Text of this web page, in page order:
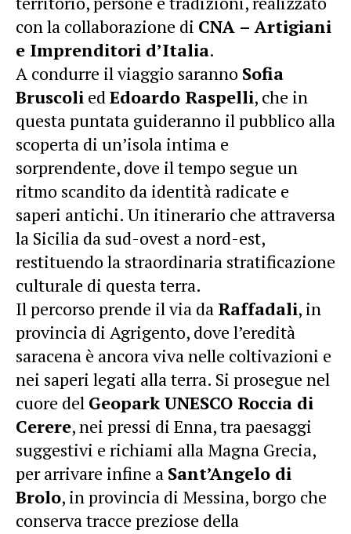
con la collaborazione di CNA – Artigiani
e Imprenditori d’Italia.
A condurre il viaggio saranno Sofia
Bruscoli edEdoardo Raspelli, che in
questa puntata guideranno il pubblico alla
scoperta di un’isola intima e
sorprendente, dove il tempo segue un
ritmo scandito da identità radicate e
saperi antichi. Un itinerario che attraversa
la Sicilia da sud-ovest a nord-est,
restituendo la straordinaria stratificazione
culturale di questa terra.
Il percorso prende il via da Raffadali, in
provincia di Agrigento, dove l’eredità
saracena è ancora viva nelle coltivazioni e
nei saperi legati alla terra. Si prosegue nel
cuore del Geopark UNESCO Roccia di
Cerere, nei pressi di Enna, tra paesaggi
suggestivi e richiami alla Magna Grecia,
per arrivare infine a Sant’Angelo di
Brolo, in provincia di Messina, borgo che
conserva tracce preziose della